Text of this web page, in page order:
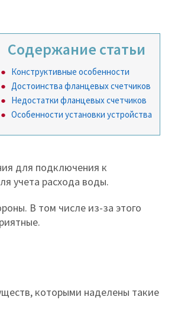
Содержание статьи
Конструктивные особенности
Достоинства фланцевых счетчиков
Недостатки фланцевых счетчиков
Особенности установки устройства
для подключения к
учета расхода воды.
В том числе из-за этого
которыми наделены такие